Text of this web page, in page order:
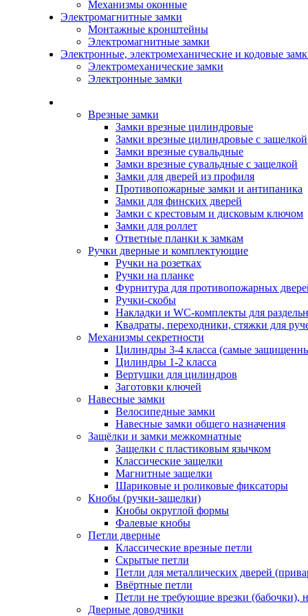
Механизмы оконные
Электромагнитные замки
Монтажные кронштейны
Электромагнитные замки
Электронные, электромеханические и кодовые
Электромеханические замки
Электронные замки
Врезные замки
Замки врезные цилиндровые
Замки врезные цилиндровые с защелкой
Замки врезные сувальдные
Замки врезные сувальдные с защелкой
Замки для дверей из профиля
Противопожарные замки и антипаника
Замки для финских дверей
Замки с крестовым и дисковым ключом
Замки для роллет
Ответные планки к замкам
Ручки дверные и комплектующие
Ручки на розетках
Ручки на планке
Фурнитура для противопожарных
Ручки-скобы
Накладки и WC-комплекты для
Квадраты, переходники, стяжки для
Механизмы секретности
Цилиндры 3-4 класса (самые
Цилиндры 1-2 класса
Вертушки для цилиндров
Заготовки ключей
Навесные замки
Велосипедные замки
Навесные замки общего назначения
Защёлки и замки межкомнатные
Защелки с пластиковым язычком
Классические защелки
Магнитные защелки
Шариковые и роликовые фиксаторы
Кнобы (ручки-защелки)
Кнобы округлой формы
Фалевые кнобы
Петли дверные
Классические врезные петли
Скрытые петли
Петли для металлических дверей
Ввёртные петли
Петли не требующие врезки (бабочки),
Дверные доводчики